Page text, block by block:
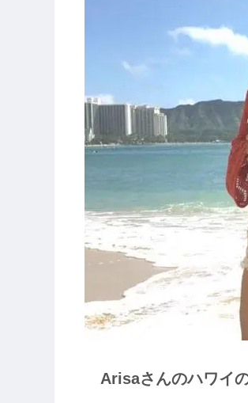
Arisaさんのハワイ